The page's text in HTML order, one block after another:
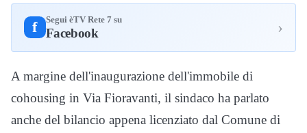
f Segui èTV Rete 7 su
Facebook ›
A margine dell'inaugurazione dell'immobile di
cohousing in Via Fioravanti, il sindaco ha parlato
anche del bilancio appena licenziato dal Comune di